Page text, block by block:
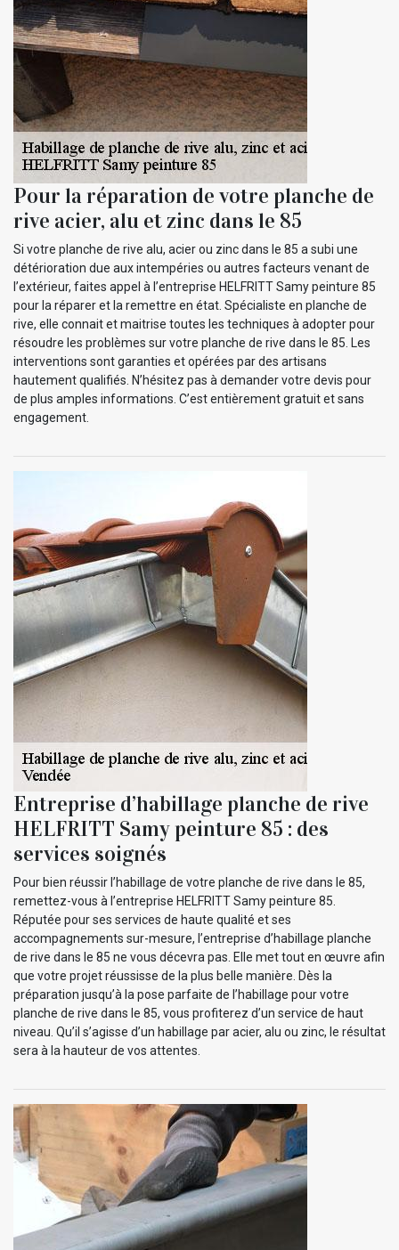
Pour la réparation de votre planche de
rive acier, alu et zinc dans le 85
Si votre planche de rive alu, acier ou zinc dans le 85 a subi une
détérioration due aux intempéries ou autres facteurs venant de
l’extérieur, faites appel à l’entreprise HELFRITT Samy peinture 85
pour la réparer et la remettre en état. Spécialiste en planche de
rive, elle connait et maitrise toutes les techniques à adopter pour
résoudre les problèmes sur votre planche de rive dans le 85. Les
interventions sont garanties et opérées par des artisans
hautement qualifiés. N’hésitez pas à demander votre devis pour
de plus amples informations. C’est entièrement gratuit et sans
engagement.
Entreprise d’habillage planche de rive
HELFRITT Samy peinture 85 : des
services soignés
Pour bien réussir l’habillage de votre planche de rive dans le 85,
remettez-vous à l’entreprise HELFRITT Samy peinture 85.
Réputée pour ses services de haute qualité et ses
accompagnements sur-mesure, l’entreprise d’habillage planche
de rive dans le 85 ne vous décevra pas. Elle met tout en œuvre afin
que votre projet réussisse de la plus belle manière. Dès la
préparation jusqu’à la pose parfaite de l’habillage pour votre
planche de rive dans le 85, vous profiterez d’un service de haut
niveau. Qu’il s’agisse d’un habillage par acier, alu ou zinc, le résultat
sera à la hauteur de vos attentes.